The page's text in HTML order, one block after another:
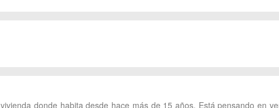
donde habita desde hace más de 15 años. Está pensando en